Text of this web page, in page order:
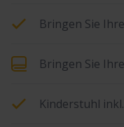
Bringen Sie
Bringen Sie
Kinderstuhl inkl.